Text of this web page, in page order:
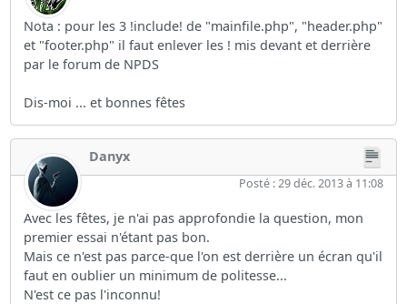
Nota : pour les 3 !include! de "mainfile.php", "header.php"
et "footer.php" il faut enlever les ! mis devant et derrière
par le forum de NPDS
Dis-moi ... et bonnes fêtes
Danyx
Posté : 29 déc. 2013 à 11:08
Avec les fêtes, je n'ai pas approfondie la question, mon
premier essai n'étant pas bon.
Mais ce n'est pas parce-que l'on est derrière un écran qu'il
faut en oublier un minimum de politesse...
N'est ce pas l'inconnu!